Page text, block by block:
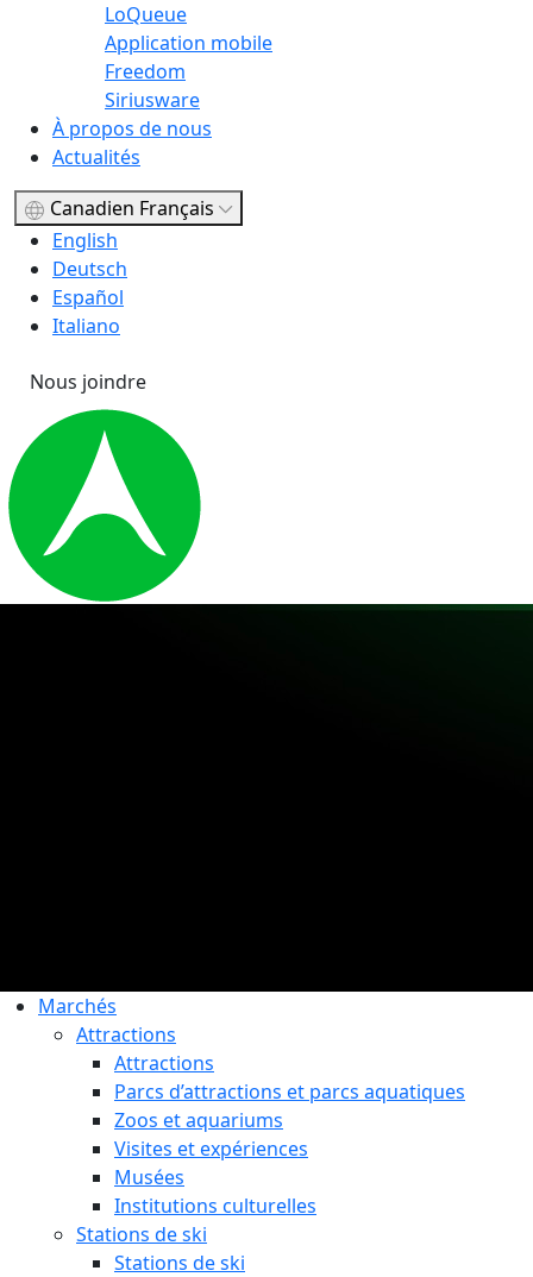
LoQueue
Application mobile
Freedom
Siriusware
À propos de nous
Actualités
Canadien Français
English
Deutsch
Español
Italiano
Nous joindre
Marchés
Attractions
Attractions
Parcs d’attractions et parcs aquatiques
Zoos et aquariums
Visites et expériences
Musées
Institutions culturelles
Stations de ski
Stations de ski